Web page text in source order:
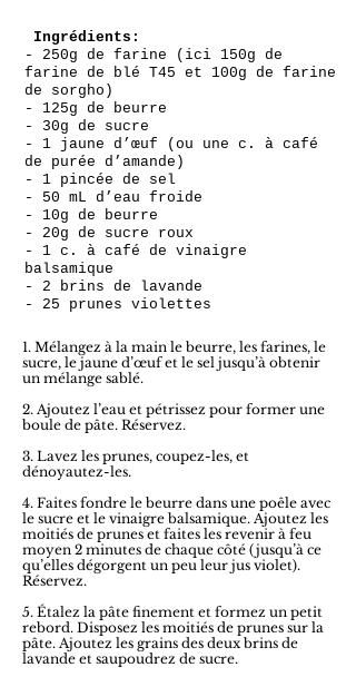
Ingrédients:
- 250g de farine (ici 150g de
farine de blé T45 et 100g de farine
de sorgho)
- 125g de beurre
- 30g de sucre
- 1 jaune d’œuf (ou une c. à café
de purée d’amande)
- 1 pincée de sel
- 50 mL d’eau froide
- 10g de beurre
- 20g de sucre roux
- 1 c. à café de vinaigre
balsamique
- 2 brins de lavande
- 25 prunes violettes
1. Mélangez à la main le beurre, les farines, le
sucre, le jaune d’œuf et le sel jusqu’à obtenir
un mélange sablé.
2. Ajoutez l’eau et pétrissez pour former une
boule de pâte. Réservez.
3. Lavez les prunes, coupez-les, et
dénoyautez-les.
4. Faites fondre le beurre dans une poêle avec
le sucre et le vinaigre balsamique. Ajoutez les
moitiés de prunes et faites les revenir à feu
moyen 2 minutes de chaque côté (jusqu’à ce
qu’elles dégorgent un peu leur jus violet).
Réservez.
5. Étalez la pâte finement et formez un petit
rebord. Disposez les moitiés de prunes sur la
pâte. Ajoutez les grains des deux brins de
lavande et saupoudrez de sucre.